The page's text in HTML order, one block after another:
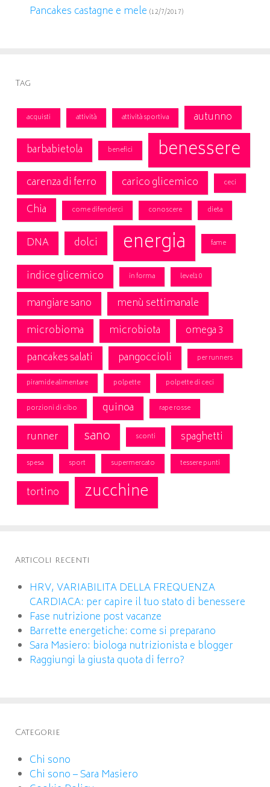
Pancakes castagne e mele (12/7/2017)
Tag
acquisti attività attività sportiva
autunno
barbabietola
benefici benessere
carenza di ferro carico glicemico ceci
Chia come difenderci conoscere dieta
DNA dolci energia fame
indice glicemico in forma level10
mangiare sano
menù settimanale
microbioma
microbiota
omega 3
pancakes salati
pangoccioli per runners
piramide alimentare polpette polpette di ceci
porzioni di cibo quinoa rape rosse
runner sano sconti spaghetti
spesa sport supermercato tessere punti
tortino zucchine
Articoli recenti
HRV, VARIABILITA DELLA FREQUENZA
CARDIACA: per capire il tuo stato di benessere
Fase nutrizione post vacanze
Barrette energetiche: come si preparano
Sara Masiero: biologa nutrizionista e blogger
Raggiungi la giusta quota di ferro?
Categorie
Chi sono
Chi sono – Sara Masiero